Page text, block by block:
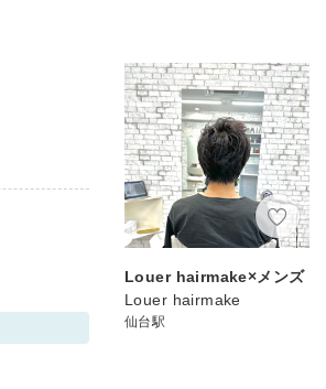
Louer hairmake×メンズ
Louer hairmake
仙台駅